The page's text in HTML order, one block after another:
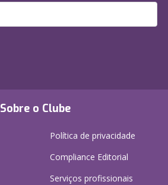
Sobre o Clube
Política de privacidade
Compliance Editorial
Serviços profissionais